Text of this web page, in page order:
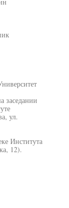
заседании
ул.
Института
12).